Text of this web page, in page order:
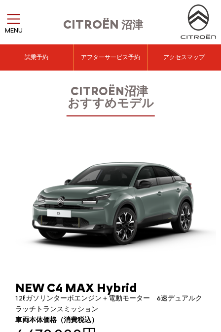
CITROËN 沼津
MENU
試乗予約 アフターサービス予約 アクセスマップ
CITROËN沼津
おすすめモデル
NEW C4 MAX Hybrid
1.2ℓガソリンターボエンジン＋電動モーター 6速デュアルク
ラッチトランスミッション
車両本体価格（消費税込）